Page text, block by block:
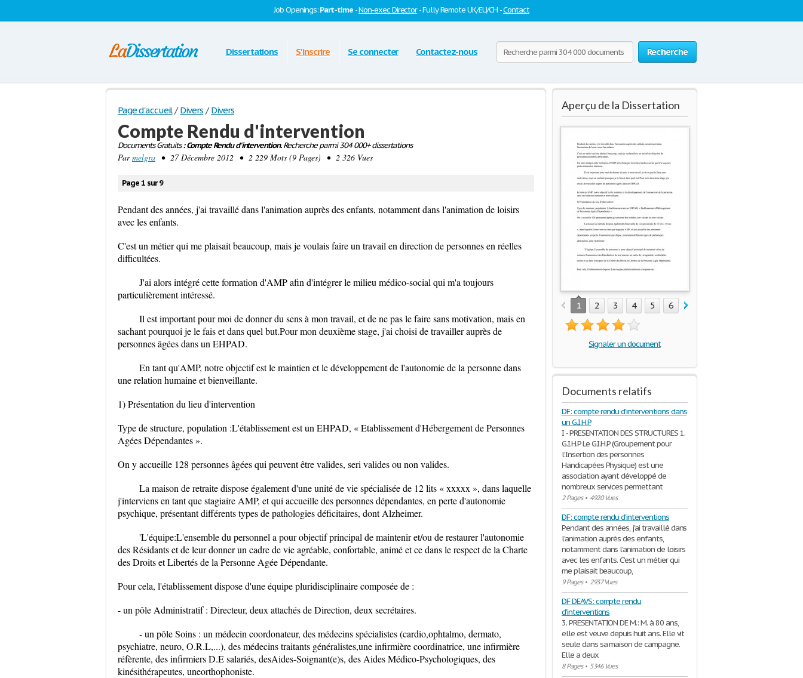
Job Openings:Part-time -Non-exec Director- Fully Remote UK/EU/CH -Contact
Recherche
Dissertations S'inscrire Se connecter Contactez-nous
Page d'accueil / Divers / Divers
Compte Rendu d'intervention
Documents Gratuits: Compte Rendu d'intervention.Recherche parmi 304 000+ dissertations
Parmelgra • 27 Décembre 2012 • 2 229 Mots (9 Pages) • 2 326 Vues
Page 1 sur 9
Pendant des années, j'ai travaillé dans l'animation auprès des enfants, notamment dans l'animation de loisirs
avec les enfants.
C'est un métier qui me plaisait beaucoup, mais je voulais faire un travail en direction de personnes en réelles
difficultées.
J'ai alors intégré cette formation d'AMP afin d'intégrer le milieu médico-social qui m'a toujours
particulièrement intéressé.
Il est important pour moi de donner du sens à mon travail, et de ne pas le faire sans motivation, mais en
sachant pourquoi je le fais et dans quel but.Pour mon deuxième stage, j'ai choisi de travailler auprès de
personnes âgées dans un EHPAD.
En tant qu'AMP, notre objectif est le maintien et le développement de l'autonomie de la personne dans
une relation humaine et bienveillante.
1) Présentation du lieu d'intervention
Type de structure, population :L'établissement est un EHPAD, « Etablissement d'Hébergement de Personnes
Agées Dépendantes ».
On y accueille 128 personnes âgées qui peuvent être valides, seri valides ou non valides.
La maison de retraite dispose également d'une unité de vie spécialisée de 12 lits « xxxxx », dans laquelle
j'interviens en tant que stagiaire AMP, et qui accueille des personnes dépendantes, en perte d'autonomie
psychique, présentant différents types de pathologies déficitaires, dont Alzheimer.
'L'équipe:L'ensemble du personnel a pour objectif principal de maintenir et/ou de restaurer l'autonomie
des Résidants et de leur donner un cadre de vie agréable, confortable, animé et ce dans le respect de la Charte
des Droits et Libertés de la Personne Agée Dépendante.
Pour cela, l'établissement dispose d'une équipe pluridisciplinaire composée de :
- un pôle Administratif : Directeur, deux attachés de Direction, deux secrétaires.
- un pôle Soins : un médecin coordonateur, des médecins spécialistes (cardio,ophtalmo, dermato,
psychiatre, neuro, O.R.L,...), des médecins traitants généralistes,une infirmière coordinatrice, une infirmière
réfèrente, des infirmiers D.E salariés, desAides-Soignant(e)s, des Aides Médico-Psychologiques, des
kinésithérapeutes, uneorthophoniste.
Aperçu de la Dissertation
1 2 3 4 5 6 7
Signaler un document
Documents relatifs
DF: compte rendu d'interventions dans
un G.I.H.P
I - PRESENTATION DES STRUCTURES 1.
G.I.H.P Le G.I.H.P (Groupement pour
l’Insertion des personnes
Handicapées Physique) est une
association ayant développé de
nombreux services permettant
2 Pages• 4920 Vues
DF: compte rendu d'interventions
Pendant des années, j'ai travaillé dans
l'animation auprès des enfants,
notamment dans l'animation de loisirs
avec les enfants. C'est un métier qui
me plaisait beaucoup,
9 Pages• 2937 Vues
DF DEAVS: compte rendu
d'interventions
3. PRESENTATION DE M.: M. à 80 ans,
elle est veuve depuis huit ans. Elle vit
seule dans sa maison de campagne.
Elle a deux
8 Pages• 5346 Vues